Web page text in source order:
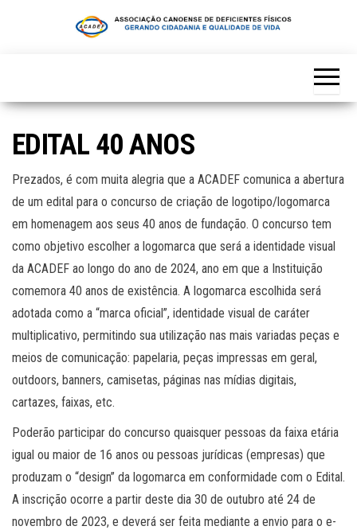
EDITAL 40 ANOS
Prezados, é com muita alegria que a ACADEF comunica a abertura
de um edital para o concurso de criação de logotipo/logomarca
em homenagem aos seus 40 anos de fundação. O concurso tem
como objetivo escolher a logomarca que será a identidade visual
da ACADEF ao longo do ano de 2024, ano em que a Instituição
comemora 40 anos de existência. A logomarca escolhida será
adotada como a “marca oficial”, identidade visual de caráter
multiplicativo, permitindo sua utilização nas mais variadas peças e
meios de comunicação: papelaria, peças impressas em geral,
outdoors, banners, camisetas, páginas nas mídias digitais,
cartazes, faixas, etc.
Poderão participar do concurso quaisquer pessoas da faixa etária
igual ou maior de 16 anos ou pessoas jurídicas (empresas) que
produzam o “design” da logomarca em conformidade com o Edital.
A inscrição ocorre a partir deste dia 30 de outubro até 24 de
novembro de 2023, e deverá ser feita mediante a envio para o e-